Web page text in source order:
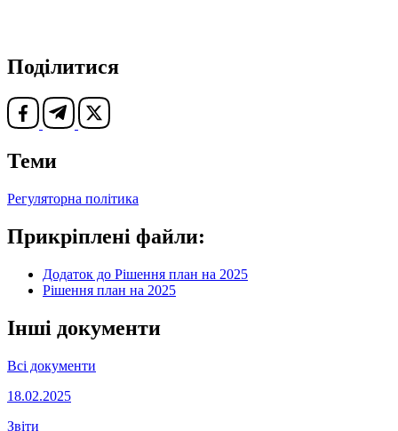
Поділитися
Теми
Регуляторна політика
Прикріплені файли:
Додаток до Рішення план на 2025
Рішення план на 2025
Інші документи
Всі документи
18.02.2025
Звіти